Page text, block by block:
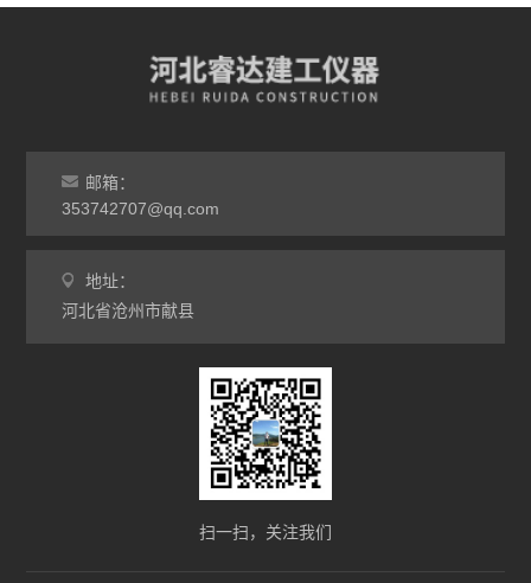
邮箱：
353742707@qq.com
地址：
河北省沧州市献县
扫一扫，关注我们